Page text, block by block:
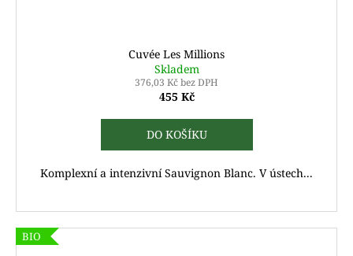
Cuvée Les Millions
Skladem
376,03 Kč bez DPH
455 Kč
DO KOŠÍKU
Komplexní a intenzivní Sauvignon Blanc. V ústech...
BIO